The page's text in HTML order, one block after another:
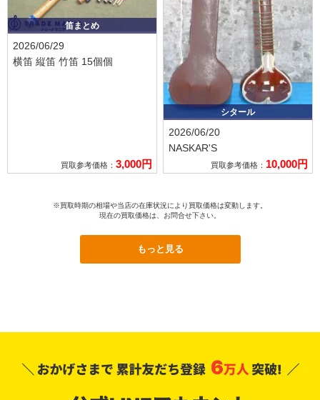
笛まとめ
2026/06/29
横笛 縦笛 竹笛 15個個
買取参考価格：3,000円
シタール
2026/06/20
NASKAR'S
買取参考価格： 10,000円
※買取時期の相場や当店の在庫状況により買取価格は変動します。
現在の買取価格は、お問合せ下さい。
もっと見る